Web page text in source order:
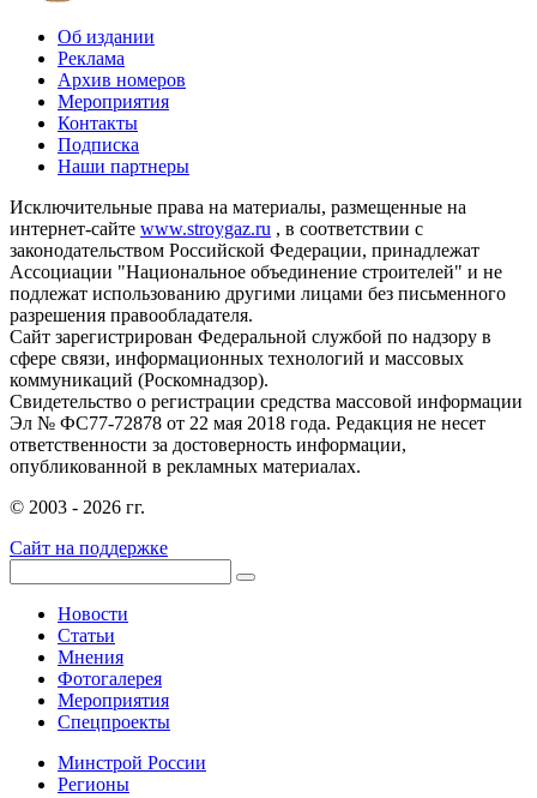
Об издании
Реклама
Архив номеров
Мероприятия
Контакты
Подписка
Наши партнеры
Исключительные права на материалы, размещенные на
интернет-сайте www.stroygaz.ru , в соответствии с
законодательством Российской Федерации, принадлежат
Ассоциации "Национальное объединение строителей" и не
подлежат использованию другими лицами без письменного
разрешения правообладателя.
Сайт зарегистрирован Федеральной службой по надзору в
сфере связи, информационных технологий и массовых
коммуникаций (Роскомнадзор).
Свидетельство о регистрации средства массовой информации
Эл № ФС77-72878 от 22 мая 2018 года. Редакция не несет
ответственности за достоверность информации,
опубликованной в рекламных материалах.
© 2003 - 2026 гг.
Сайт на поддержке
Новости
Статьи
Мнения
Фотогалерея
Мероприятия
Спецпроекты
Минстрой России
Регионы